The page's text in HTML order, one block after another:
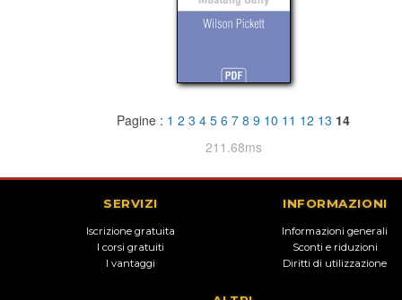
Pagine : 1 2 3 4 5 6 7 8 9 10 11 12 13 14
211.68ms
SERVIZI
Iscrizione gratuita
I corsi gratuiti
I vantaggi
INFORMAZIONI
Informazioni generali
Sconti e riduzioni
Diritti di utilizzazione